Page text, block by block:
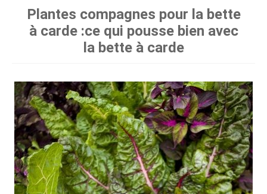
Plantes compagnes pour la bette
à carde :ce qui pousse bien avec
la bette à carde